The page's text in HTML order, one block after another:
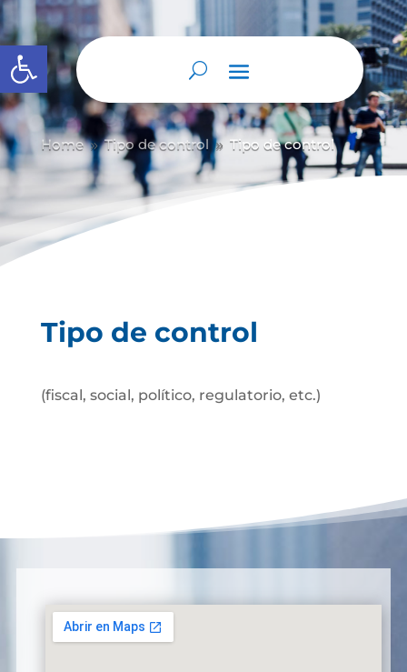
Abrir barra de herramientas
Home 9 Tipo de control 9 Tipo de control
Tipo de control
(fiscal, social, político, regulatorio, etc.)